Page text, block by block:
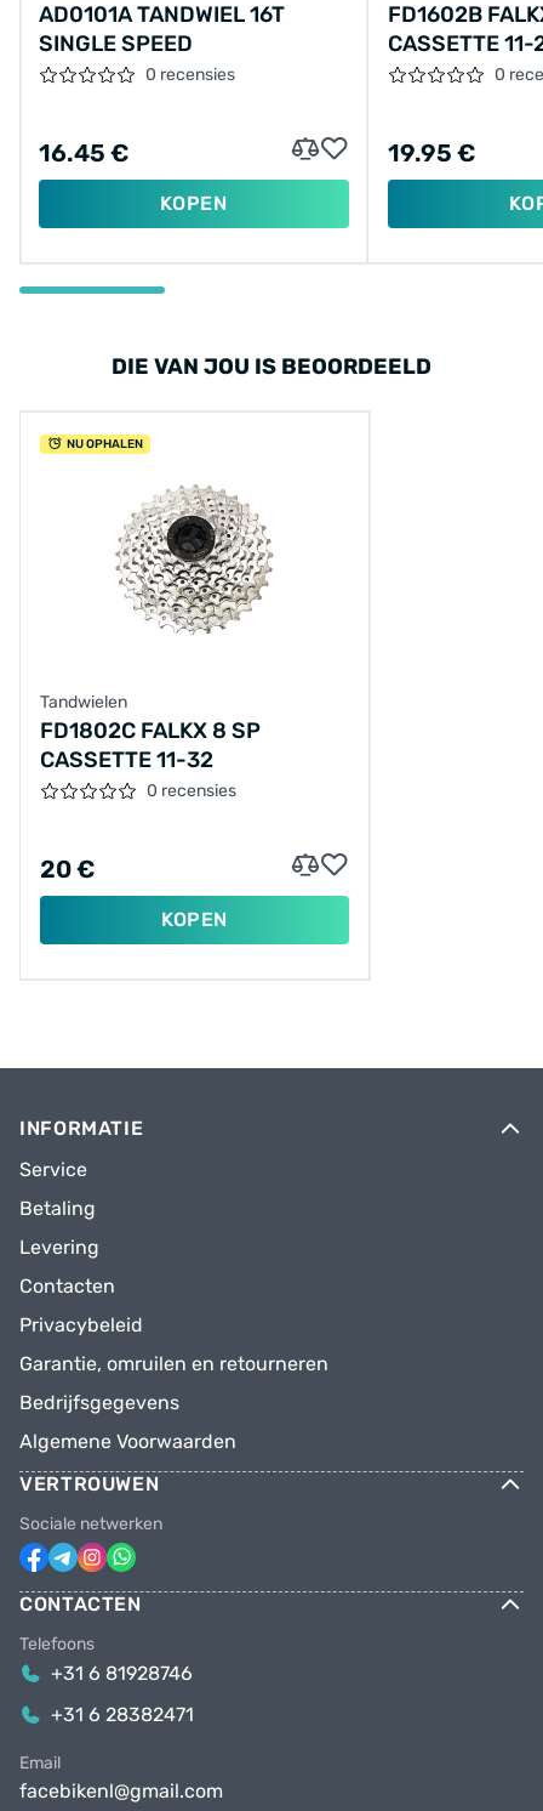
AD0101A TANDWIEL 16T
SINGLE SPEED
0 recensies
16.45 €
KOPEN
FD1602B
CASSETTE 11-
0
19.95 €
DIE VAN JOU IS BEOORDEELD
NU OPHALEN
Tandwielen
FD1802C FALKX 8 SP
CASSETTE 11-32
0 recensies
20 €
KOPEN
INFORMATIE
Service
Betaling
Levering
Contacten
Privacybeleid
Garantie, omruilen en retourneren
Bedrijfsgegevens
Algemene Voorwaarden
VERTROUWEN
Sociale netwerken
CONTACTEN
Telefoons
+31 6 81928746
+31 6 28382471
Email
facebikenl@gmail.com